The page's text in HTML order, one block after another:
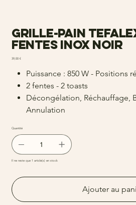
Grille-pain
fentes inox noir
Prix
39,00 €
Puissance : 850 W - Positions
2 fentes - 2 toasts
Décongélation, Réchauffage,
Annulation
Quantité
Il ne reste que 1 article(s) en stock
Ajouter au